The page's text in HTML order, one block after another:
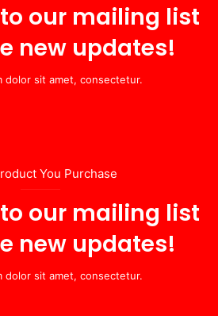
our mailing list
new updates!
dolor sit amet, consectetur.
You Purchase
our mailing list
new updates!
dolor sit amet, consectetur.